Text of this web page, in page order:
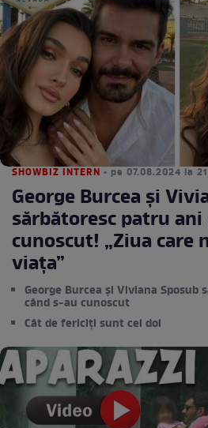
SHOWBIZ INTERN • pe 07.08.2024 la
George Burcea și
sărbătoresc patru ani
cunoscut! „Ziua care
viața”
George Burcea și Viviana Sposub
când s-au cunoscut
Cât de fericiți sunt cei doi